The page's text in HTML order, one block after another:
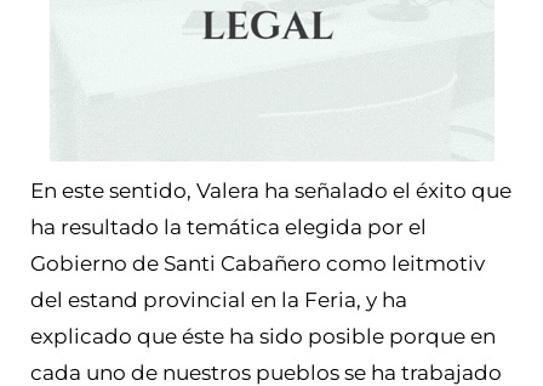
En este sentido, Valera ha señalado el éxito que
ha resultado la temática elegida por el
Gobierno de Santi Cabañero como leitmotiv
del estand provincial en la Feria, y ha
explicado que éste ha sido posible porque en
cada uno de nuestros pueblos se ha trabajado